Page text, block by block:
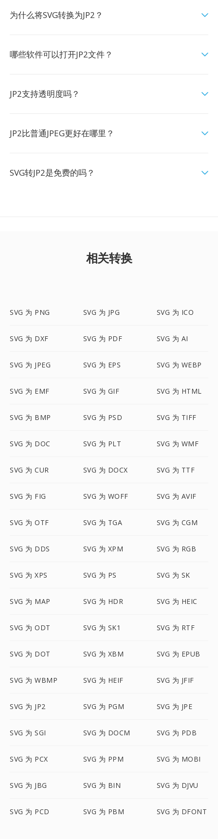
为什么将SVG转换为JP2？
哪些软件可以打开JP2文件？
JP2支持透明度吗？
JP2比普通JPEG更好在哪里？
SVG转JP2是免费的吗？
相关转换
SVG 为 PNG SVG 为 JPG SVG 为 ICO
SVG 为 DXF SVG 为 PDF SVG 为 AI
SVG 为 JPEG SVG 为 EPS SVG 为 WEBP
SVG 为 EMF SVG 为 GIF SVG 为 HTML
SVG 为 BMP SVG 为 PSD SVG 为 TIFF
SVG 为 DOC SVG 为 PLT SVG 为 WMF
SVG 为 CUR SVG 为 DOCX SVG 为 TTF
SVG 为 FIG SVG 为 WOFF SVG 为 AVIF
SVG 为 OTF SVG 为 TGA SVG 为 CGM
SVG 为 DDS SVG 为 XPM SVG 为 RGB
SVG 为 XPS SVG 为 PS SVG 为 SK
SVG 为 MAP SVG 为 HDR SVG 为 HEIC
SVG 为 ODT SVG 为 SK1 SVG 为 RTF
SVG 为 DOT SVG 为 XBM SVG 为 EPUB
SVG 为 WBMP SVG 为 HEIF SVG 为 JFIF
SVG 为 JP2 SVG 为 PGM SVG 为 JPE
SVG 为 SGI SVG 为 DOCM SVG 为 PDB
SVG 为 PCX SVG 为 PPM SVG 为 MOBI
SVG 为 JBG SVG 为 BIN SVG 为 DJVU
SVG 为 PCD SVG 为 PBM SVG 为 DFONT